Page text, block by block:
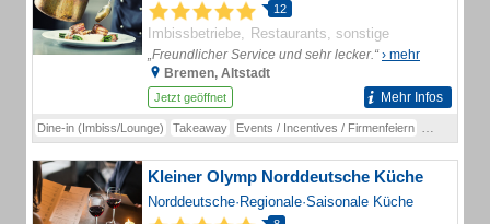
12
Imbissbetriebe Restaurants, sonstige
„Freundlicher Service und sehr lecker.“› mehr
Bremen, Altstadt
Jetzt geöffnet Mehr Infos
Dine-in (Imbiss/Lounge) Takeaway Events / Incentives / Firmenfeiern
Kleiner Olymp Norddeutsche Küche
Norddeutsche·Regionale·Saisonale Küche